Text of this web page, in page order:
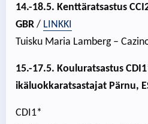
14.-18.5. Kenttäratsastus
GBR / LINKKI
Tuisku Maria Lamberg –
15.-17.5. Kouluratsastus
ikäluokkaratsastajat Pärnu,
CDI1*